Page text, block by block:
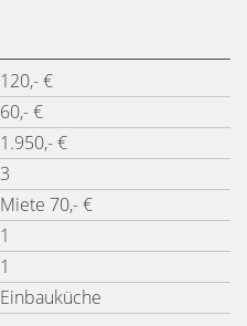
120,- €
60,- €
1.950,- €
3
Miete 70,- €
1
1
Einbauküche